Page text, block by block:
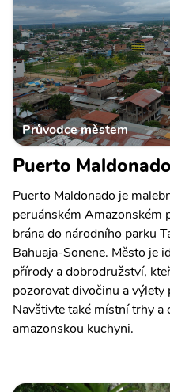
Průvodce městem
Puerto Maldonado
Puerto Maldonado je
peruánském Amazonském
brána do národního parku
Bahuaja-Sonene. Město je
přírody a dobrodružství,
pozorovat divočinu a výlety
Navštivte také místní trhy a
amazonskou kuchyni.